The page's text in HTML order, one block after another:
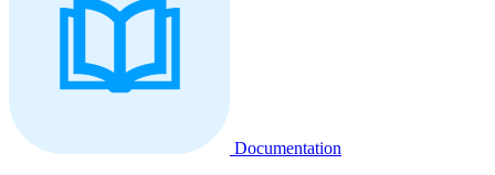
Documentation